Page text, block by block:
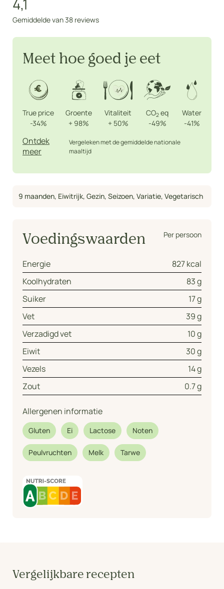
4,1
Gemiddelde van 38 reviews
Meet hoe goed je eet
True price
-34%
Groente
+ 98%
Vitaliteit
+ 50%
CO2 eq
-49%
Water
-41%
Ontdek
meer
Vergeleken met de gemiddelde nationale
maaltijd
9 maanden, Eiwitrijk, Gezin, Seizoen, Variatie, Vegetarisch
Voedingswaarden Per persoon
Energie
827 kcal
Koolhydraten
83 g
Suiker
17 g
Vet
39 g
Verzadigd vet
10 g
Eiwit
30 g
Vezels
14 g
Zout
0.7 g
Allergenen informatie
Gluten Ei Lactose Noten
Peulvruchten Melk Tarwe
Vergelijkbare recepten